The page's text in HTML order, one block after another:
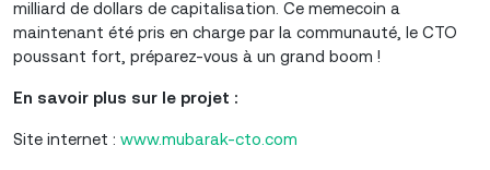
milliard de dollars de capitalisation. Ce memecoin a
maintenant été pris en charge par la communauté, le CTO
poussant fort, préparez-vous à un grand boom !
En savoir plus sur le projet :
Site internet : www.mubarak-cto.com